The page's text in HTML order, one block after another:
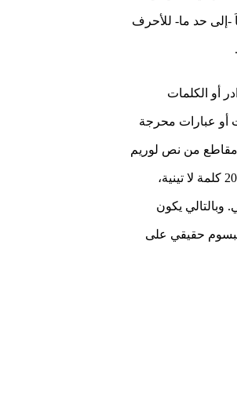
-إلى حد ما- للأحرف
أو الكلمات
أو عبارات محرجة
مقاطع من نص لوريم
إيبسوم نفسه عدة مرات بما تتطلبه الحاجة، يقوم مولّدنا هذا باستخدام كلمات من قاموس يحوي على أكثر من 200 كلمة لا تينية،
يكون
حقيقي على